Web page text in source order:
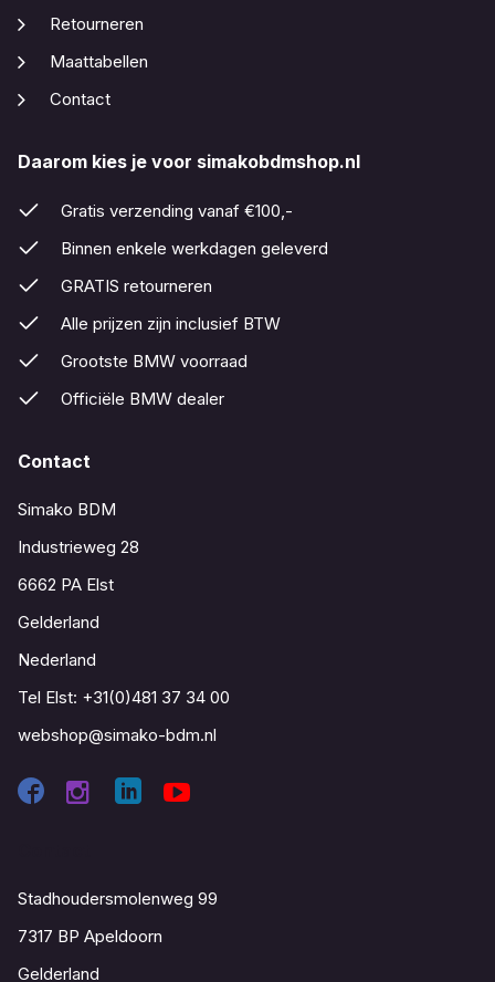
Retourneren
Maattabellen
Contact
Daarom kies je voor simakobdmshop.nl
Gratis verzending vanaf €100,-
Binnen enkele werkdagen geleverd
GRATIS retourneren
Alle prijzen zijn inclusief BTW
Grootste BMW voorraad
Officiële BMW dealer
Contact
Simako BDM
Industrieweg 28
6662 PA Elst
Gelderland
Nederland
Tel Elst: +31(0)481 37 34 00
webshop@simako-bdm.nl
Stadhoudersmolenweg 99
7317 BP Apeldoorn
Gelderland